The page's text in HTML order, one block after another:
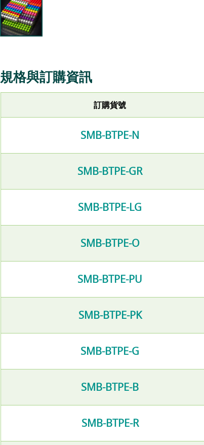
規格與訂購資訊
訂購貨號
SMB-BTPE-N
SMB-BTPE-GR
SMB-BTPE-LG
SMB-BTPE-O
SMB-BTPE-PU
SMB-BTPE-PK
SMB-BTPE-G
SMB-BTPE-B
SMB-BTPE-R